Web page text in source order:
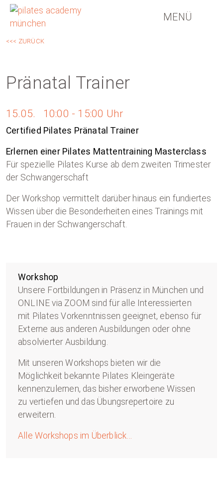
MENÜ
<<< ZURÜCK
Pränatal Trainer
15.05. 10:00 - 15:00 Uhr
Certified Pilates Pränatal Trainer
Erlernen einer Pilates Mattentraining Masterclass
Für spezielle Pilates Kurse ab dem zweiten Trimester
der Schwangerschaft
Der Workshop vermittelt darüber hinaus ein fundiertes
Wissen über die Besonderheiten eines Trainings mit
Frauen in der Schwangerschaft.
Workshop
Unsere Fortbildungen in Präsenz in München und
ONLINE via ZOOM sind für alle Interessierten
mit Pilates Vorkenntnissen geeignet, ebenso für
Externe aus anderen Ausbildungen oder ohne
absolvierter Ausbildung.
Mit unseren Workshops bieten wir die
Möglichkeit bekannte Pilates Kleingeräte
kennenzulernen, das bisher erworbene Wissen
zu vertiefen und das Übungsrepertoire zu
erweitern.
Alle Workshops im Überblick…